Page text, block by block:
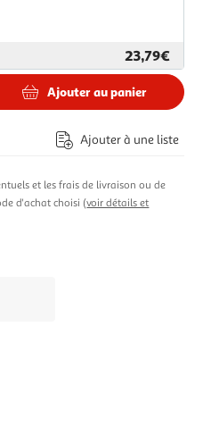
23,79€
Ajouter au panier
Ajouter à une liste
et les frais de livraison ou de
d'achat choisi (voir détails et